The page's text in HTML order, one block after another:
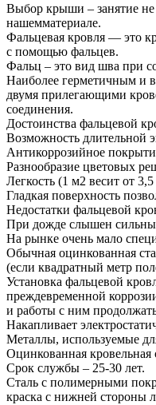
Выбор крыши – занятие не
нашемматериале.
Фальцевая кровля — это
с помощью фальцев.
Фальц – это вид шва при
Наиболее герметичным и
двумя прилегающими
соединения.
Достоинства фальцевой
Возможность длительной
Антикоррозийное
Разнообразие цветовых
Легкость (1 м2 весит от
Гладкая поверхность
Недостатки фальцевой
При дожде слышен
На рынке очень мало
Обычная оцинкованная
(если квадратный метр
Установка фальцевой
преждевременной
и работы с ним
Накапливает
Металлы, используемые
Оцинкованная
Срок службы – 25-30 лет.
Сталь с полимерными
краска с нижней стороны